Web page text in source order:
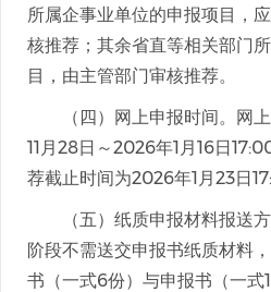
所属企事业单位的申报项目，
核推荐；其余省直等相关部门
目，由主管部门审核推荐。
（四）网上申报时间。网上
11月28日～2026年1月16日
荐截止时间为2026年1月23日
（五）纸质申报材料报送方
阶段不需送交申报书纸质材料
书（一式6份）与申报书（一式